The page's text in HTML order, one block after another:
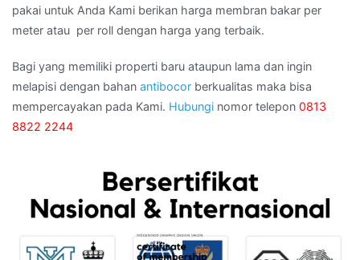
pakai untuk Anda Kami berikan harga membran bakar per
meter atau per roll dengan harga yang terbaik.
Bagi yang memiliki properti baru ataupun lama dan ingin
melapisi dengan bahan antibocor berkualitas maka bisa
mempercayakan pada Kami. Hubungi nomor telepon 0813
8822 2244